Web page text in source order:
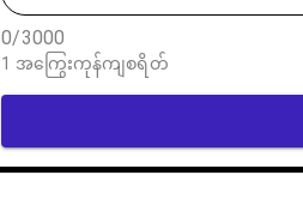
0/3000
1 အကြွေးကုန်ကျစရိတ်